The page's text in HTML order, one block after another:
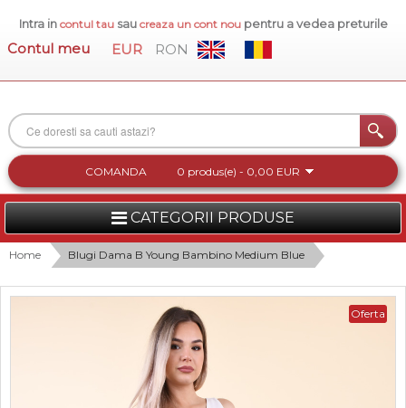
Intra in contul tausau creaza un cont nou pentru a vedea preturile
Contul meu EUR RON
COMANDA 0 produs(e) - 0,00 EUR
CATEGORII PRODUSE
FEMEI
BARBATI
INCALTAMINTE DAMA
Home Blugi Dama B Young Bambino Medium Blue
Oferta